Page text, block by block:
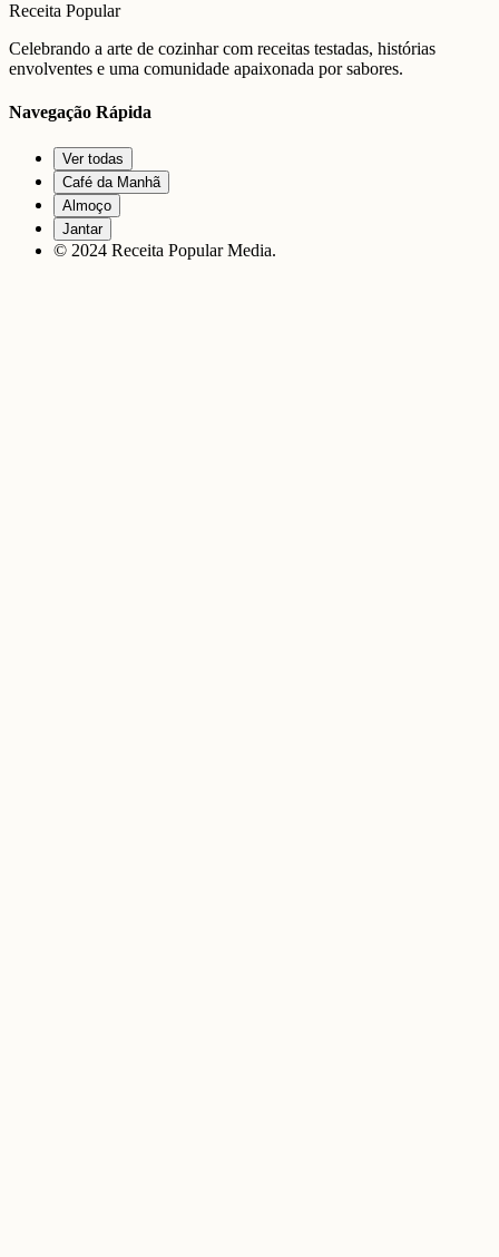
Receita Popular
Celebrando a arte de cozinhar com receitas testadas, histórias
envolventes e uma comunidade apaixonada por sabores.
Navegação Rápida
Ver todas
Café da Manhã
Almoço
Jantar
© 2024 Receita Popular Media.